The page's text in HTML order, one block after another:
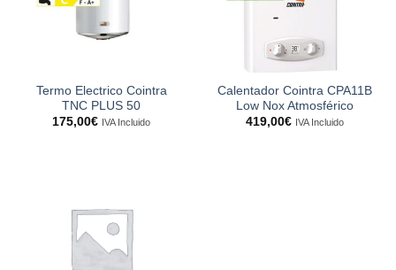
Termo Electrico Cointra
TNC PLUS 50
175,00€ IVA Incluido
Calentador Cointra CPA11B
Low Nox Atmosférico
419,00€ IVA Incluido